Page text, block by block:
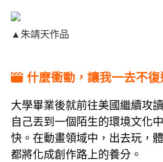
▲朱靖天作品
什麼衝動，讓我一去不復
大學畢業後就前往美國繼續攻
自己丟到一個陌生的環境文化
快。在動畫領域中，出去玩，
都將化成創作路上的養分。